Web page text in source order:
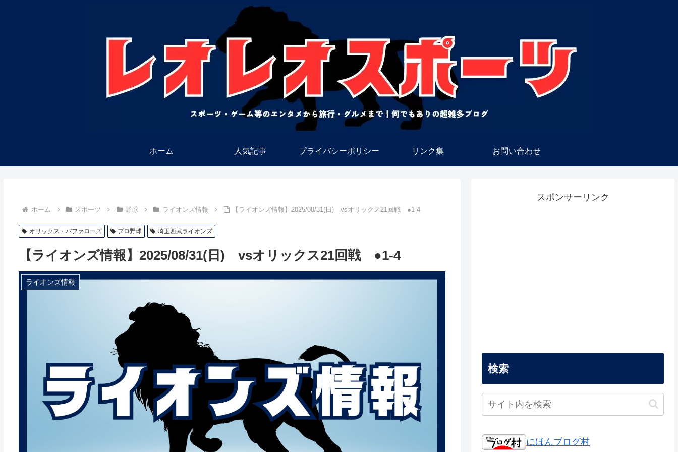
ホーム 人気記事 プライバシーポリシー リンク集 お問い合わせ
ホーム スポーツ 野球 ライオンズ情報 【ライオンズ情報】2025/08/31(日) vsオリックス21回戦 ●1-4
オリックス・バファローズ プロ野球 埼玉西武ライオンズ
【ライオンズ情報】2025/08/31(日) vsオリックス21回戦 ●1-4
ライオンズ情報
スポンサーリンク
検索
にほんブログ村